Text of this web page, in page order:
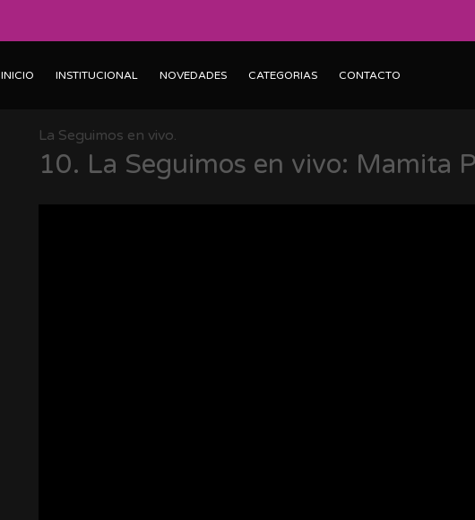
INICIO INSTITUCIONAL NOVEDADES CATEGORIAS CONTACTO
La Seguimos en vivo.
10. La Seguimos en vivo: Mamita